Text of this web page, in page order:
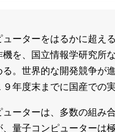
ューターをはるかに超え
機を、国立情報学研究所
。世界的な開発競争が
年度末までに国産での
ーターは、多数の組み
量子コンピューターは